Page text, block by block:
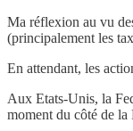
Ma réflexion au vu
(principalement les
En attendant, les
Aux Etats-Unis, la
moment du côté de la